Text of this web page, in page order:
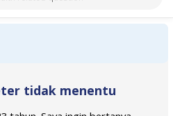
tidak menentu